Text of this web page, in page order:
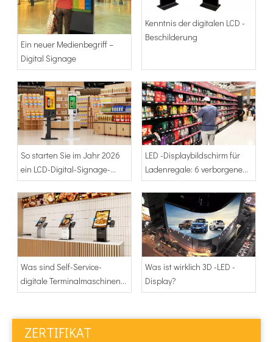
Ein neuer Medienbegriff –
Digital Signage
Kenntnis der digitalen LCD -
Beschilderung
So starten Sie im Jahr 2026
ein LCD-Digital-Signage-
Unternehmen
LED -Displaybildschirm für
Ladenregale: 6 verborgene
Vorteile, um Ihre
Einzelhandelseinnahmen zu
steigern
Was sind Self-Service-
digitale Terminalmaschinen
und wie transformieren sie
Was ist wirklich 3D -LED -
Display?
ZERTIFIKAT